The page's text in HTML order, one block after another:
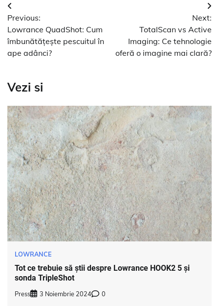
Navigare
în
articole
Previous:
Lowrance QuadShot: Cum
îmbunătățește pescuitul în
ape adânci?
Next:
TotalScan vs Active
Imaging: Ce tehnologie
oferă o imagine mai clară?
Vezi si
LOWRANCE
Tot ce trebuie să știi despre Lowrance HOOK2 5 și
sonda TripleShot
Press 3 Noiembrie 2024 0